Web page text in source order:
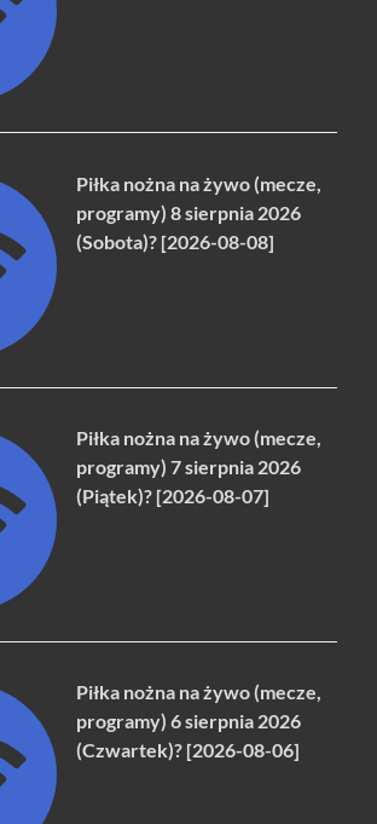
Piłka nożna na żywo (mecze,
programy) 8 sierpnia 2026
(Sobota)? [2026-08-08]
Piłka nożna na żywo (mecze,
programy) 7 sierpnia 2026
(Piątek)? [2026-08-07]
Piłka nożna na żywo (mecze,
programy) 6 sierpnia 2026
(Czwartek)? [2026-08-06]